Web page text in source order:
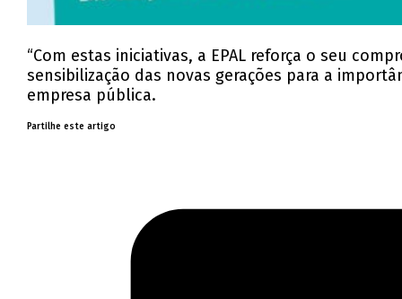
“Com estas iniciativas, a EPAL reforça o seu
sensibilização das novas gerações para a
empresa pública.
Partilhe este artigo